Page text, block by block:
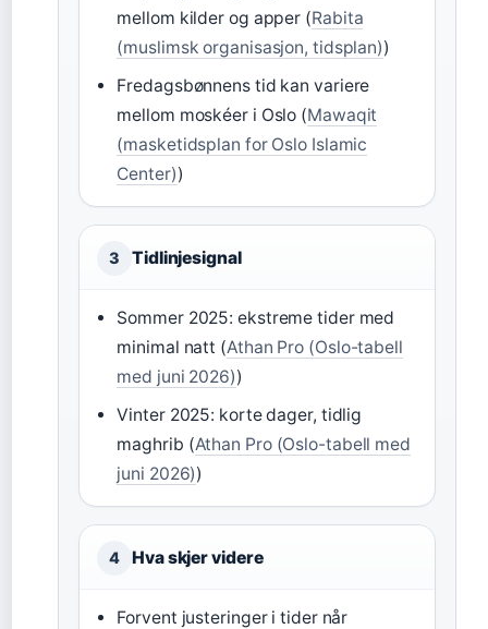
mellom kilder og apper (Rabita
(muslimsk organisasjon, tidsplan))
Fredagsbønnens tid kan variere
mellom moskéer i Oslo (Mawaqit
(masketidsplan for Oslo Islamic
Center))
3 Tidlinjesignal
Sommer 2025: ekstreme tider med
minimal natt (Athan Pro (Oslo-tabell
med juni 2026))
Vinter 2025: korte dager, tidlig
maghrib (Athan Pro (Oslo-tabell med
juni 2026))
4 Hva skjer videre
Forvent justeringer i tider når